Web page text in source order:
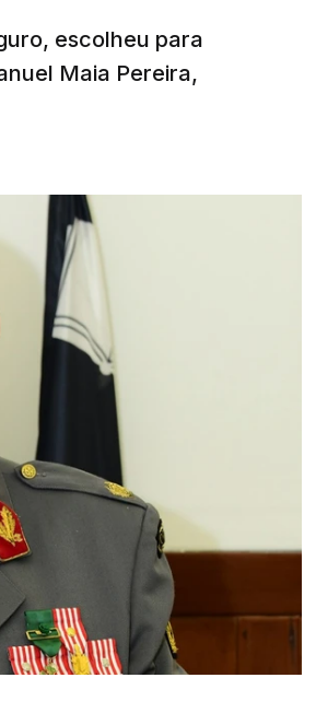
escolheu para
Maia Pereira,